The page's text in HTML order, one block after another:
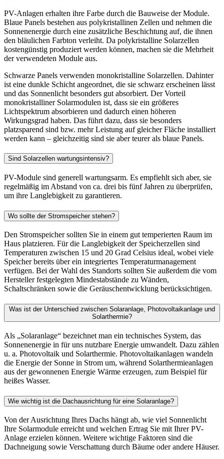
PV-Anlagen erhalten ihre Farbe durch die Bauweise der Module.
Blaue Panels bestehen aus polykristallinen Zellen und nehmen die
Sonnenenergie durch eine zusätzliche Beschichtung auf, die ihnen
den bläulichen Farbton verleiht. Da polykristalline Solarzellen
kostengünstig produziert werden können, machen sie die Mehrheit
der verwendeten Module aus.
Schwarze Panels verwenden monokristalline Solarzellen. Dahinter
ist eine dunkle Schicht angeordnet, die sie schwarz erscheinen lässt
und das Sonnenlicht besonders gut absorbiert. Der Vorteil
monokristalliner Solarmodulen ist, dass sie ein größeres
Lichtspektrum absorbieren und dadurch einen höheren
Wirkungsgrad haben. Das führt dazu, dass sie besonders
platzsparend sind bzw. mehr Leistung auf gleicher Fläche installiert
werden kann – gleichzeitig sind sie aber teurer als blaue Panels.
Sind Solarzellen wartungsintensiv?
PV-Module sind generell wartungsarm. Es empfiehlt sich aber, sie
regelmäßig im Abstand von ca. drei bis fünf Jahren zu überprüfen,
um ihre Langlebigkeit zu garantieren.
Wo sollte der Stromspeicher stehen?
Den Stromspeicher sollten Sie in einem gut temperierten Raum im
Haus platzieren. Für die Langlebigkeit der Speicherzellen sind
Temperaturen zwischen 15 und 20 Grad Celsius ideal, wobei viele
Speicher bereits über ein integriertes Temperaturmanagement
verfügen. Bei der Wahl des Standorts sollten Sie außerdem die vom
Hersteller festgelegten Mindestabstände zu Wänden,
Schaltschränken sowie die Geräuschentwicklung berücksichtigen.
Was ist der Unterschied zwischen Solaranlage, Photovoltaikanlage und
Solarthermie?
Als „Solaranlage“ bezeichnet man ein technisches System, das
Sonnenenergie in für uns nutzbare Energie umwandelt. Dazu zählen
u. a. Photovoltaik und Solarthermie. Photovoltaikanlagen wandeln
die Energie der Sonne in Strom um, während Solarthermieanlagen
aus der gewonnenen Energie Wärme erzeugen, zum Beispiel für
heißes Wasser.
Wie wichtig ist die Dachausrichtung für eine Solaranlage?
Von der Ausrichtung Ihres Dachs hängt ab, wie viel Sonnenlicht
Ihre Solarmodule erreicht und welchen Ertrag Sie mit Ihrer PV-
Anlage erzielen können. Weitere wichtige Faktoren sind die
Dachneigung sowie Verschattung durch Bäume oder andere Häuser.